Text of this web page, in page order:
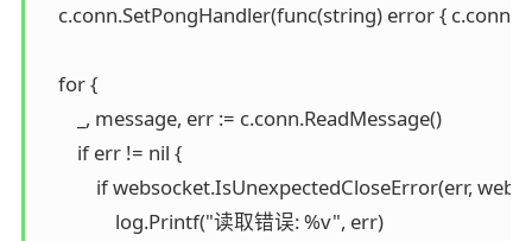
c.conn.SetPongHandler(func(string) error {
    for {
        _, message, err := c.conn.ReadMessage()
        if err != nil {
if
                log.Printf("读取错误: %v", err)